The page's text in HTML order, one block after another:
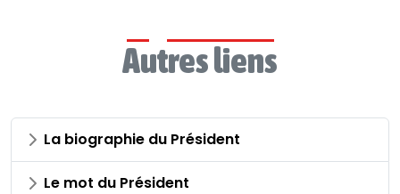
Autres liens
La biographie du Président
Le mot du Président